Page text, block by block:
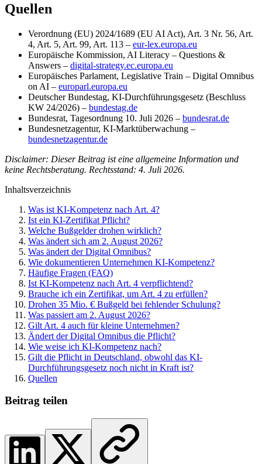
Quellen
Verordnung (EU) 2024/1689 (EU AI Act), Art. 3 Nr. 56, Art.
4, Art. 5, Art. 99, Art. 113 – eur-lex.europa.eu
Europäische Kommission, AI Literacy – Questions &
Answers – digital-strategy.ec.europa.eu
Europäisches Parlament, Legislative Train – Digital Omnibus
on AI – europarl.europa.eu
Deutscher Bundestag, KI-Durchführungsgesetz (Beschluss
KW 24/2026) – bundestag.de
Bundesrat, Tagesordnung 10. Juli 2026 – bundesrat.de
Bundesnetzagentur, KI-Marktüberwachung –
bundesnetzagentur.de
Disclaimer: Dieser Beitrag ist eine allgemeine Information und
keine Rechtsberatung. Rechtsstand: 4. Juli 2026.
Inhaltsverzeichnis
Was ist KI-Kompetenz nach Art. 4?
Ist ein KI-Zertifikat Pflicht?
Welche Bußgelder drohen wirklich?
Was ändert sich am 2. August 2026?
Was ändert der Digital Omnibus?
Wie dokumentieren Unternehmen KI-Kompetenz?
Häufige Fragen (FAQ)
Ist KI-Kompetenz nach Art. 4 verpflichtend?
Brauche ich ein Zertifikat, um Art. 4 zu erfüllen?
Drohen 35 Mio. € Bußgeld bei fehlender Schulung?
Was passiert am 2. August 2026?
Gilt Art. 4 auch für kleine Unternehmen?
Ändert der Digital Omnibus die Pflicht?
Wie weise ich KI-Kompetenz nach?
Gilt die Pflicht in Deutschland, obwohl das KI-
Durchführungsgesetz noch nicht in Kraft ist?
Quellen
Beitrag teilen